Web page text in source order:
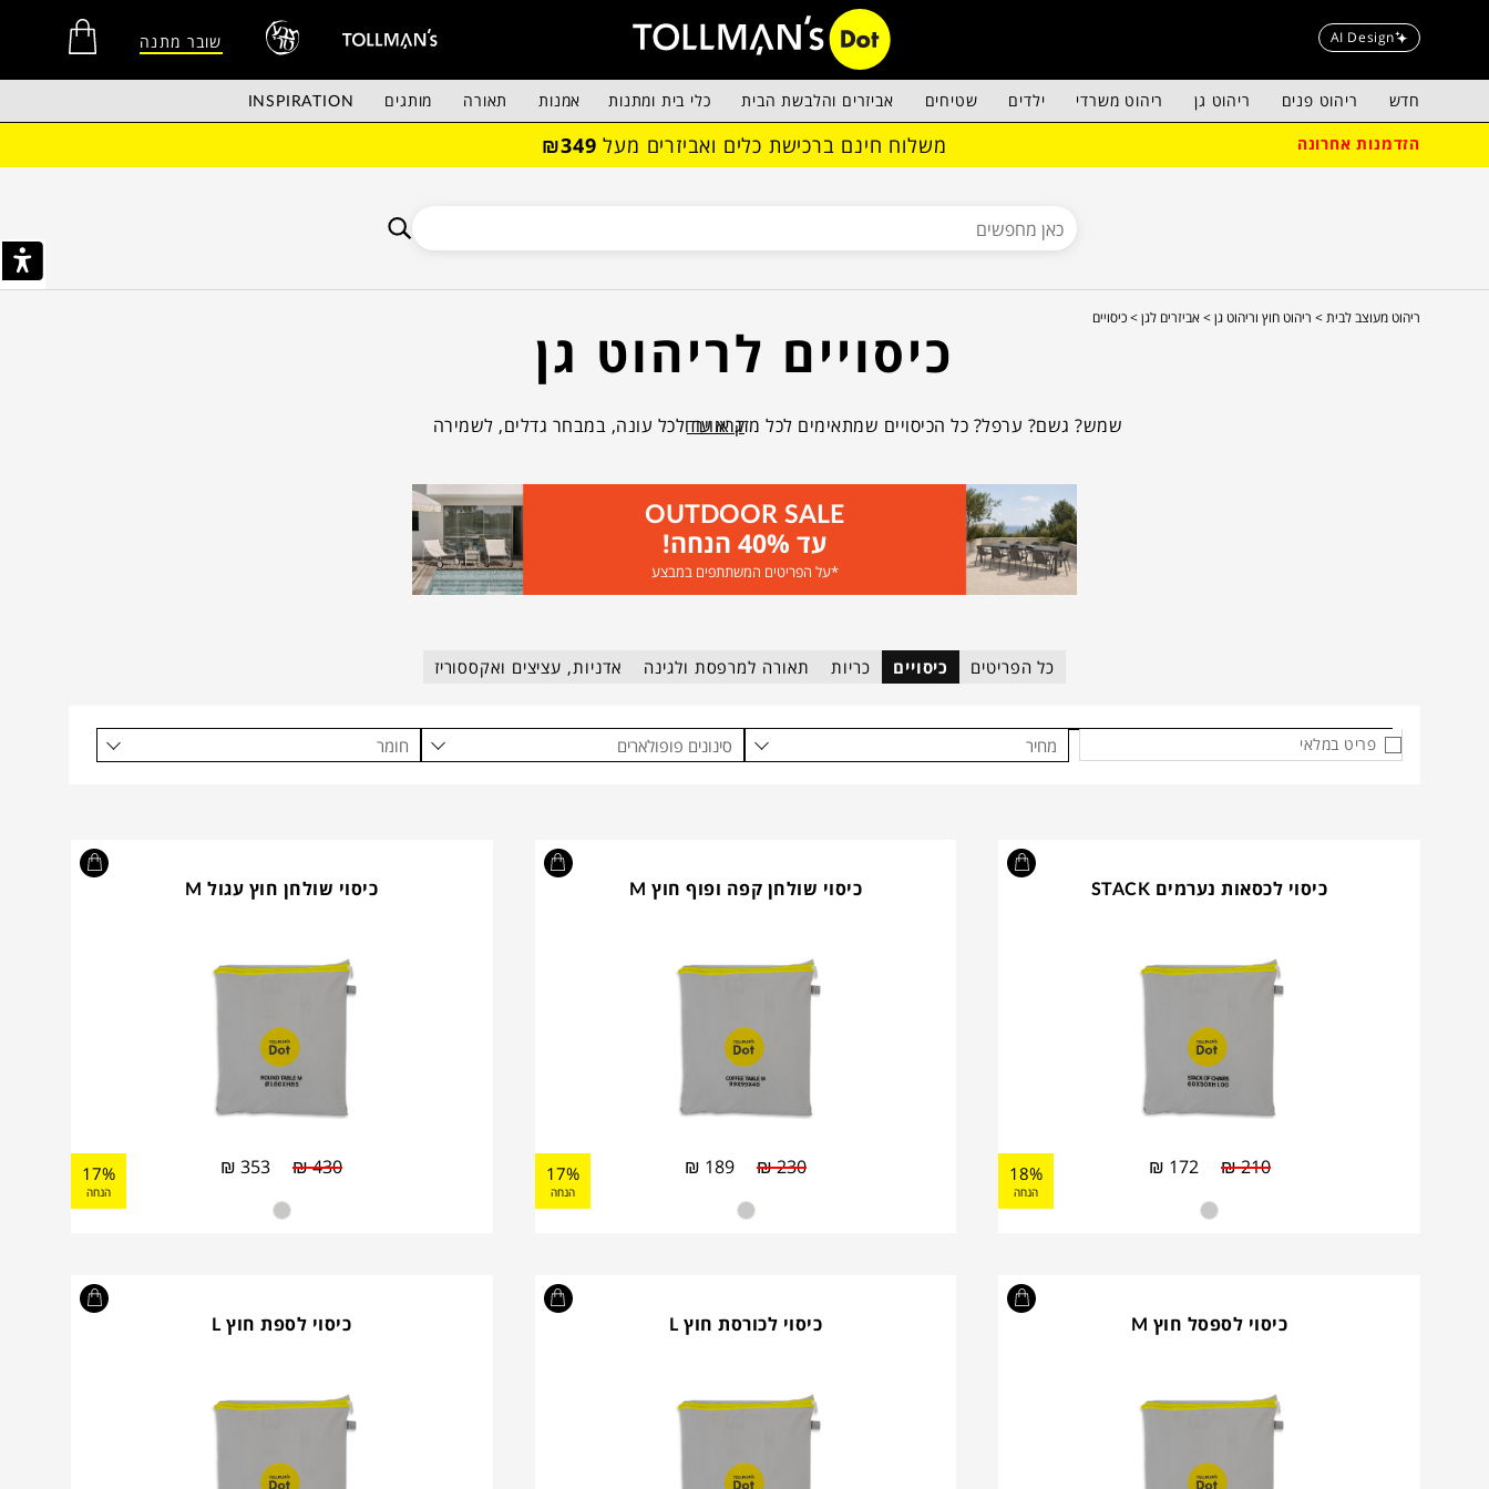
AI Design שובר מתנה
חדש ריהוט פנים ריהוט גן ריהוט משרדי ילדים שטיחים אביזרים והלבשת הבית כלי בית ומתנות אמנות תאורה מותגים INSPIRATION
הזדמנות אחרונה משלוח חינם ברכישת כלים ואביזרים מעל ₪349
ריהוט מעוצב לבית > ריהוט חוץ וריהוט גן >אביזרים לגן >כיסויים
כיסויים לריהוט גן
שמש? גשם? ערפל? כל הכיסויים שמתאימים לכל מזג אוויר ולכל עונה, במבחר גדלים, לשמירה
קרא עוד
OUTDOOR SALE
עד 40% הנחה!
*על הפריטים המשתתפים במבצע
כל הפריטים כיסויים כריות תאורה למרפסת ולגינה אדניות, עציצים ואקססוריז
פריט במלאי מחיר סינונים פופולארים חומר
כיסוי לכסאות נערמים STACK
₪210
₪ 172
18%
הנחה
כיסוי שולחן קפה ופוף חוץ M
₪230
₪ 189
17%
הנחה
כיסוי שולחן חוץ עגול M
₪430
₪ 353
17%
הנחה
כיסוי לספסל חוץ M כיסוי לכורסת חוץ L כיסוי לספת חוץ L